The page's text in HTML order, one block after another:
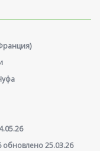
обновлено 25.03.26